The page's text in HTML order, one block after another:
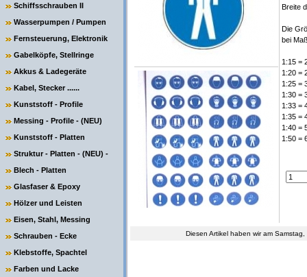
Schiffsschrauben II
Wasserpumpen / Pumpen
Fernsteuerung, Elektronik
Gabelköpfe, Stellringe
Akkus & Ladegeräte
Kabel, Stecker ......
Kunststoff - Profile
Messing - Profile - (NEU)
Kunststoff - Platten
Struktur - Platten - (NEU) -
Blech - Platten
Glasfaser & Epoxy
Hölzer und Leisten
Eisen, Stahl, Messing
Schrauben - Ecke
Klebstoffe, Spachtel
Farben und Lacke
Breite
Die
bei
1:15 =
1:20 =
1:25 =
1:30 =
1:33 =
1:35 =
1:40 =
1:50 =
Diesen Artikel haben wir am